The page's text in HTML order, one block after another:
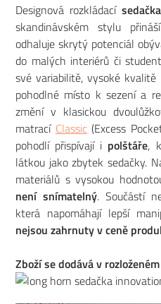
Designová rozkládací sedačka
skandinávském stylu
odhaluje skrytý potenciál
do malých interiérů či
své variabilitě, vysoké
pohodlné místo k sezení a
změní v klasickou
matrací Classic(Excess
pohodlí přispívají i polštáře,
látkou jako zbytek sedačky.
materiálů s vysokou
není snímatelný. Součástí
která napomáhají lepší
nejsou zahrnuty v ceně
Zboží se dodává v